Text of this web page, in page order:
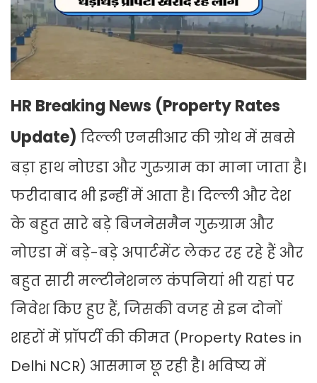
HR Breaking News (Property Rates
Update) दिल्ली एनसीआर की ग्रोथ में सबसे
बड़ा हाथ नोएडा और गुरुग्राम का माना जाता है।
फरीदाबाद भी इन्हीं में आता है। दिल्ली और देश
के बहुत सारे बड़े बिजनेसमैन गुरुग्राम और
नोएडा में बड़े-बड़े अपार्टमेंट लेकर रह रहे हैं और
बहुत सारी मल्टीनेशनल कंपनियां भी यहां पर
निवेश किए हुए हैं, जिसकी वजह से इन दोनों
शहरों में प्रॉपर्टी की कीमत (Property Rates in
Delhi NCR) आसमान छू रही है। भविष्य में